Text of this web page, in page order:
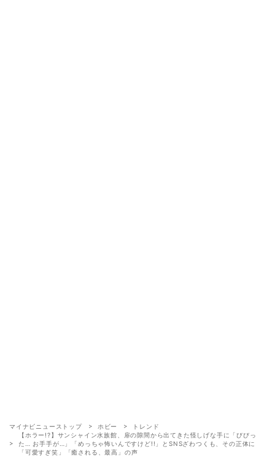
マイナビニューストップ ホビー
トレンド
【ホラー!?】サンシャイン水族館、扉の隙間から出てきた怪しげな手に「びびっ
た… お手手が…」「めっちゃ怖いんですけど!!」とSNSざわつくも、その正体に
「可愛すぎ笑」「癒される、最高」の声